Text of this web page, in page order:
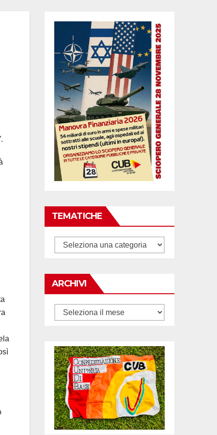
TEMATICHE
Tematiche
ARCHIVI
Archivi